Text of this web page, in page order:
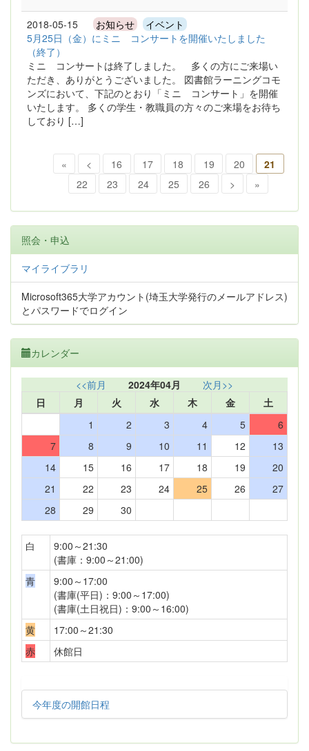
2018-05-15 お知らせ イベント
5月25日（金）にミニ コンサートを開催いたしました
（終了）
ミニ コンサートは終了しました。 多くの方にご来場い
ただき、ありがとうございました。 図書館ラーニングコモ
ンズにおいて、下記のとおり「ミニ コンサート」を開催
いたします。 多くの学生・教職員の方々のご来場をお待ち
しており […]
« < 16 17 18 19 20
21
22
23 24 25 26 > »
照会・申込
マイライブラリ
Microsoft365大学アカウント(埼玉大学発行のメールアドレス)
とパスワードでログイン
カレンダー
<<前月 2024年04月
次月>>
日
月 火 水 木 金
土
1
2 3 4 5
6
7
8 9 10 11 12
13
14
15 16 17 18 19
20
21
22 23 24 25 26
27
28
29 30
白
9:00～21:30
(書庫：9:00～21:00)
青
9:00～17:00
(書庫(平日)：9:00～17:00)
(書庫(土日祝日)：9:00～16:00)
黄
17:00～21:30
赤
休館日
今年度の開館日程